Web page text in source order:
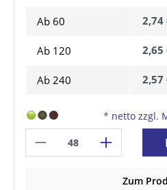
Ab 60 2,74
Ab 120 2,65
Ab 240 2,57
* netto zzgl.
Zum